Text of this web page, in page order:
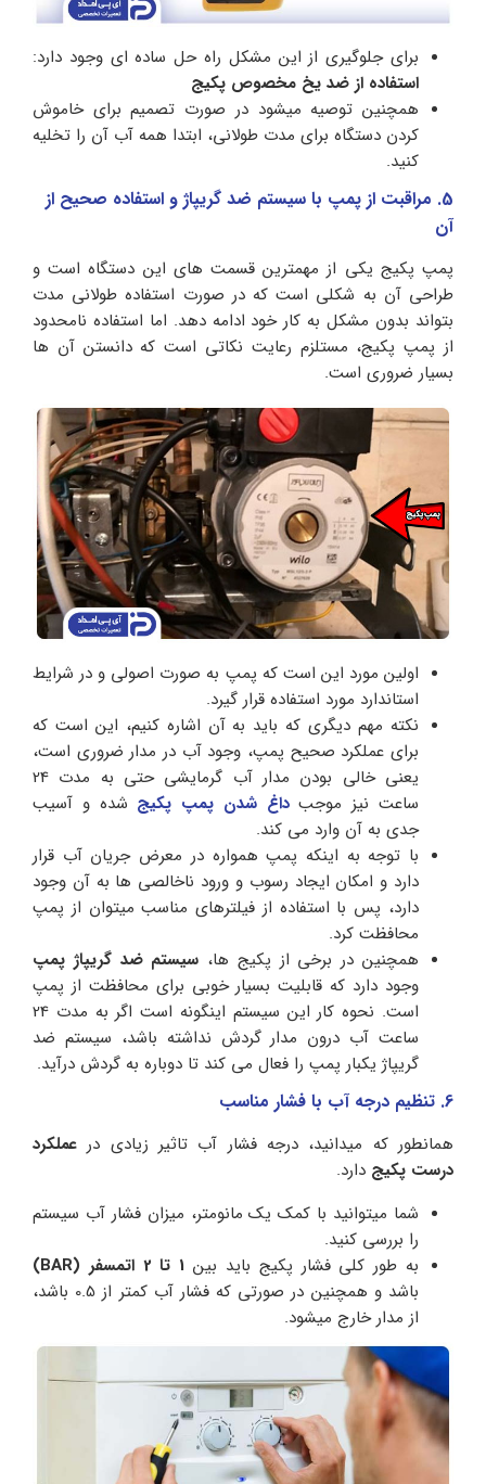
برای جلوگیری از این مشکل راه حل ساده ای وجود دارد:
استفاده از ضد یخ مخصوص پکیج
همچنین توصیه میشود در صورت تصمیم برای خاموش
کردن دستگاه برای مدت طولانی، ابتدا همه آب آن را تخلیه
کنید.
5. مراقبت از پمپ با سیستم ضد گریپاژ و استفاده صحیح از
آن
پمپ پکیج یکی از مهمترین قسمت های این دستگاه است و
طراحی آن به شکلی است که در صورت استفاده طولانی مدت
بتواند بدون مشکل به کار خود ادامه دهد. اما استفاده نامحدود
از پمپ پکیج، مستلزم رعایت نکاتی است که دانستن آن ها
بسیار ضروری است.
اولین مورد این است که پمپ به صورت اصولی و در شرایط
استاندارد مورد استفاده قرار گیرد.
نکته مهم دیگری که باید به آن اشاره کنیم، این است که
برای عملکرد صحیح پمپ، وجود آب در مدار ضروری است،
یعنی خالی بودن مدار آب گرمایشی حتی به مدت 24
ساعت نیز موجبداغ شدن پمپ پکیج شده و آسیب
جدی به آن وارد می کند.
با توجه به اینکه پمپ همواره در معرض جریان آب قرار
دارد و امکان ایجاد رسوب و ورود ناخالصی ها به آن وجود
دارد، پس با استفاده از فیلترهای مناسب میتوان از پمپ
محافظت کرد.
همچنین در برخی از پکیج ها، سیستم ضد گریپاژ پمپ
وجود دارد که قابلیت بسیار خوبی برای محافظت از پمپ
است. نحوه کار این سیستم اینگونه است اگر به مدت 24
ساعت آب درون مدار گردش نداشته باشد، سیستم ضد
گریپاژ یکبار پمپ را فعال می کند تا دوباره به گردش درآید.
6. تنظیم درجه آب با فشار مناسب
همانطور که میدانید، درجه فشار آب تاثیر زیادی درعملکرد
درست پکیج دارد.
شما میتوانید با کمک یک مانومتر، میزان فشار آب سیستم
را بررسی کنید.
به طور کلی فشار پکیج باید بین 1 تا 2 اتمسفر (BAR)
باشد و همچنین در صورتی که فشار آب کمتر از 0.5 باشد،
از مدار خارج میشود.